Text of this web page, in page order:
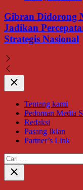
Gibran Didorong
Jadikan
Strategis Nasional
Close
Tentang kami
Pedoman Media
Redaksi
Pasang Iklan
Partner’s Link
Cari
untuk:
Close
search